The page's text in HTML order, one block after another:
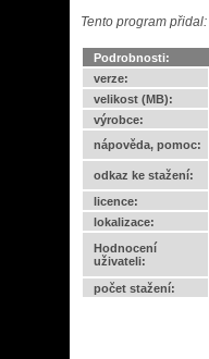
Tento program přidal:
Podrobnosti:
verze:
velikost (MB):
výrobce:
nápověda, pomoc:
odkaz ke stažení:
licence:
lokalizace:
Hodnocení
uživateli:
počet stažení: